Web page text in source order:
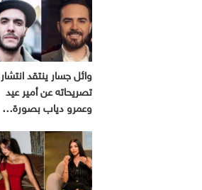
وائل جسار ينتقد انتشار
تصريحاته عن أمير عيد
وعمرو دياب بصورة…